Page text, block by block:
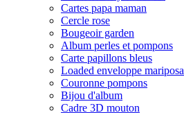
Cartes papa maman
Cercle rose
Bougeoir garden
Album perles et pompons
Carte papillons bleus
Loaded enveloppe mariposa
Couronne pompons
Bijou d'album
Cadre 3D mouton